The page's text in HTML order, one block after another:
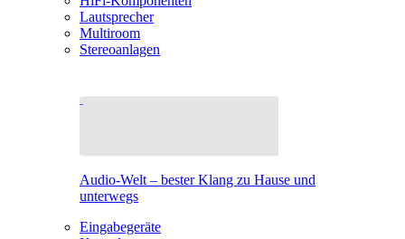
Lautsprecher
Multiroom
Stereoanlagen
Audio-Welt – bester Klang zu Hause und
unterwegs
Eingabegeräte